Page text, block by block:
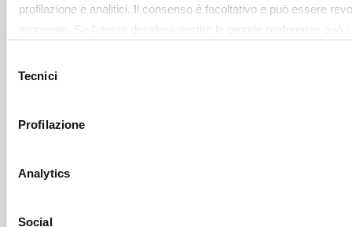
profilazione e analitici. Il consenso è facoltativo e può essere
alto a sinistra nel sito) o cliccando su questo link
singoli cookie. Chiudendo questo banner - cliccando su "Rifiuta"
default (solo cookie tecnici attivi).
delTecnici
Profilazione
Analytics
Social
EUROPEO DEGLI